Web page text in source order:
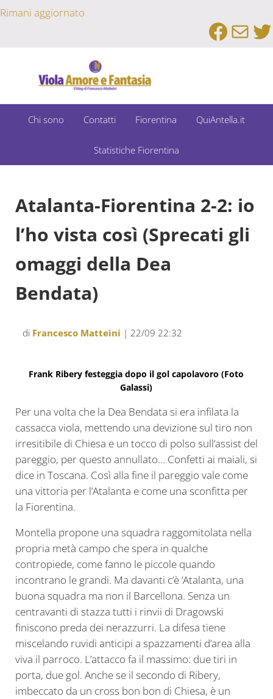
Passa al contenuto principale
Skip to after header navigation
Skip to site footer
Rimani aggiornato
Viola Amore e Fantasia
Chi sono Contatti Fiorentina QuiAntella.it
Statistiche Fiorentina
Atalanta-Fiorentina 2-2: io
l’ho vista così (Sprecati gli
omaggi della Dea
Bendata)
di Francesco Matteini | 22/09 22:32
Frank Ribery festeggia dopo il gol capolavoro (Foto
Galassi)
Per una volta che la Dea Bendata si era infilata la
cassacca viola, mettendo una devizione sul tiro non
irresitibile di Chiesa e un tocco di polso sull’assist del
pareggio, per questo annullato… Confetti ai maiali, si
dice in Toscana. Così alla fine il pareggio vale come
una vittoria per l’Atalanta e come una sconfitta per
la Fiorentina.
Montella propone una squadra raggomitolata nella
propria metà campo che spera in qualche
contropiede, come fanno le piccole quando
incontrano le grandi. Ma davanti c’è ‘Atalanta, una
buona squadra ma non il Barcellona. Senza un
centravanti di stazza tutti i rinvii di Dragowski
finiscono preda dei nerazzurri. La difesa tiene
miscelando ruvidi anticipi a spazzamenti d’area alla
viva il parroco. L’attacco fa il massimo: due tiri in
porta, due gol. Anche se il secondo di Ribery,
imbeccato da un cross bon bon di Chiesa, è un